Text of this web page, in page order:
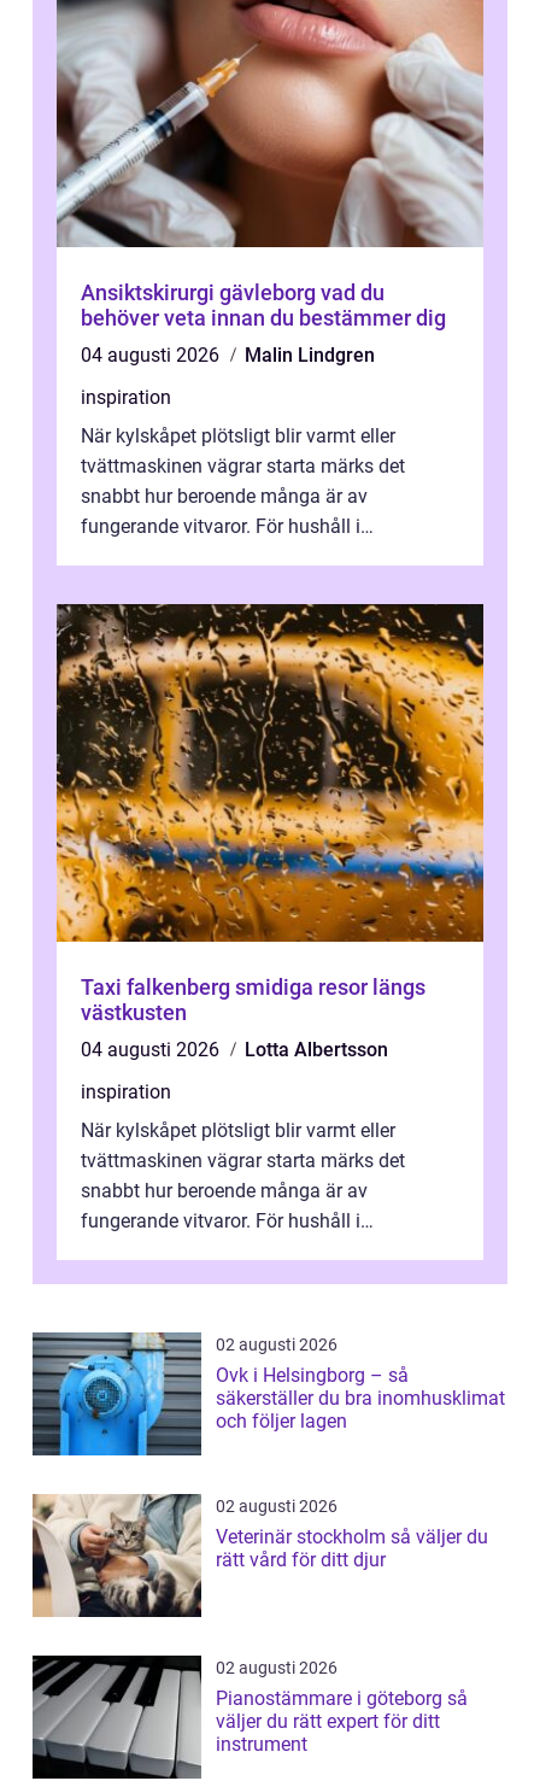
Ansiktskirurgi gävleborg vad du
behöver veta innan du bestämmer dig
04 augusti 2026
Malin Lindgren
inspiration
När kylskåpet plötsligt blir varmt eller
tvättmaskinen vägrar starta märks det
snabbt hur beroende många är av
fungerande vitvaror. För hushåll i
Taxi falkenberg smidiga resor längs
västkusten
04 augusti 2026
Lotta Albertsson
inspiration
När kylskåpet plötsligt blir varmt eller
tvättmaskinen vägrar starta märks det
snabbt hur beroende många är av
fungerande vitvaror. För hushåll i
vitvaruservice en...
02 augusti 2026
Ovk i Helsingborg – så
säkerställer du bra inomhusklimat
och följer lagen
02 augusti 2026
Veterinär stockholm så väljer du
rätt vård för ditt djur
02 augusti 2026
Pianostämmare i göteborg så
väljer du rätt expert för ditt
instrument